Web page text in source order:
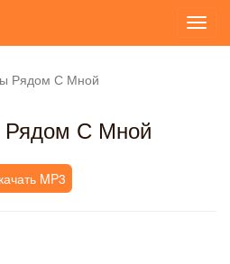
Рядом С Мной
С Мной
MP3